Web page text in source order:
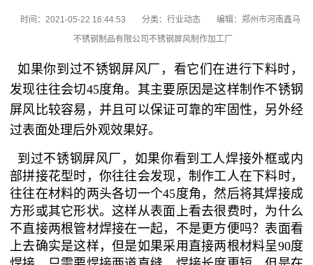
时间：2021-05-22 16:44:53 分类： 行业动态
编辑：郑州市河南鑫马
不锈钢制品有限公司不锈钢屏风制作加工厂
如果你到过不锈钢屏风厂，看它们在进行下料时，
发现往往会切45度角。其主要原因是这样制作不锈钢
屏风比较容易，并且可以保证可靠的牢固性，另外经
过表面处理后外观效果好。
到过不锈钢屏风厂，如果你看到工人焊接外框或内
部拼接花型时，你往往会发现，制作工人在下料时，
往往在材料的两头各切一个45度角，然后将其焊接成
方形或其它形状。这样从表面上看去很费时，为什么
不直接两根管材焊接在一起，不是更方便吗？表面看
上去确实是这样，但是如果采用直接两根材料呈90度